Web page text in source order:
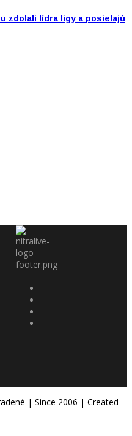
zdolali lídra ligy a posielajú
| Since 2006 | Created